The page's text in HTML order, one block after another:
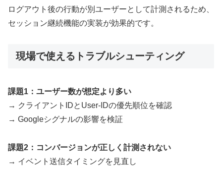
ログアウト後の行動が別ユーザーとして計測されるため、
セッション継続機能の実装が効果的です。
現場で使えるトラブルシューティング
課題1：ユーザー数が想定より多い
→ クライアントIDとUser-IDの優先順位を確認
→ Googleシグナルの影響を検証
課題2：コンバージョンが正しく計測されない
→ イベント送信タイミングを見直し